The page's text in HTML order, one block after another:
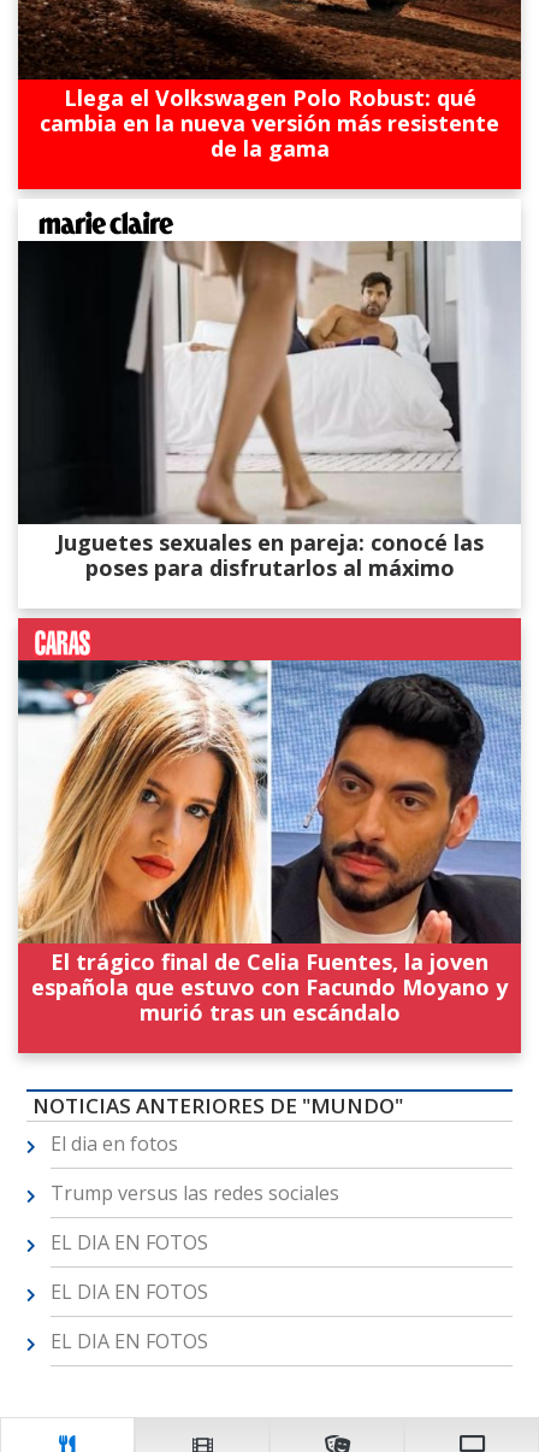
Llega el Volkswagen Polo Robust: qué
cambia en la nueva versión más resistente
de la gama
Juguetes sexuales en pareja: conocé las
poses para disfrutarlos al máximo
El trágico final de Celia Fuentes, la joven
española que estuvo con Facundo Moyano y
murió tras un escándalo
NOTICIAS ANTERIORES DE "MUNDO"
El dia en fotos
Trump versus las redes sociales
EL DIA EN FOTOS
EL DIA EN FOTOS
EL DIA EN FOTOS